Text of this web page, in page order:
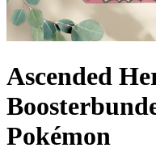
Ascended
Pokémon